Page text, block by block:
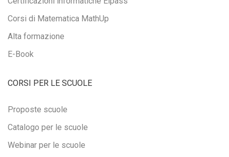
Corsi di Matematica MathUp
Alta formazione
E-Book
CORSI PER LE SCUOLE
Proposte scuole
Catalogo per le scuole
Webinar per le scuole